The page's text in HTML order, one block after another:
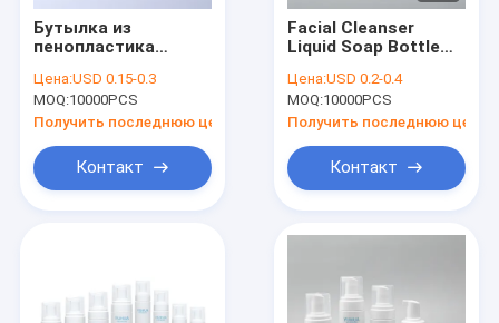
Бутылка из
пенопластика
плотной
герметикой,
перерабатываемая
30 мл 40 мл 50 мл 60
мл 80 мл 100 мл 120
мл
Цена:USD 0.15-0.3
MOQ:10000PCS
Получить последнюю цену
Контакт
Facial Cleanser
Liquid Soap Bottle
100ml 120ml 150ml
Capacity
Цена:USD 0.2-0.4
MOQ:10000PCS
Получить последнюю цену
Контакт